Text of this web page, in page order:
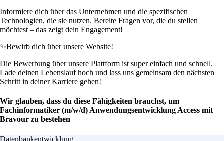
Informiere dich über das Unternehmen und die spezifischen
Technologien, die sie nutzen. Bereite Fragen vor, die du stellen
möchtest – das zeigt dein Engagement!
✨Bewirb dich über unsere Website!
Die Bewerbung über unsere Plattform ist super einfach und schnell.
Lade deinen Lebenslauf hoch und lass uns gemeinsam den nächsten
Schritt in deiner Karriere gehen!
Wir glauben, dass du diese Fähigkeiten brauchst, um
Fachinformatiker (m/w/d) Anwendungsentwicklung Access mit
Bravour zu bestehen
Datenbankentwicklung